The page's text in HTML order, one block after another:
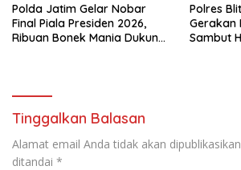
Polda Jatim Gelar Nobar
Final Piala Presiden 2026,
Ribuan Bonek Mania Dukung
Polres
Gerakan
Sambut
Tinggalkan Balasan
Alamat email Anda tidak akan
ditandai *